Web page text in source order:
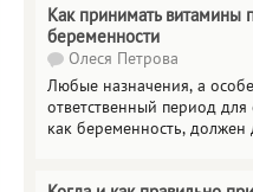
Как принимать витамины
беременности
Олеся Петрова
Любые назначения, а
ответственный период для
как беременность, должен